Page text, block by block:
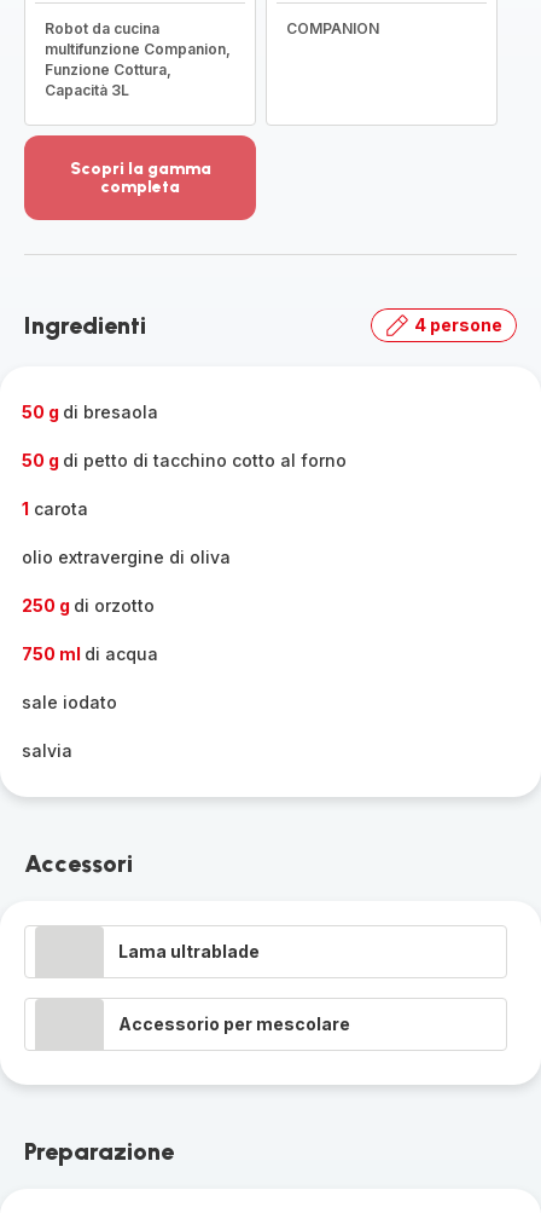
Robot da cucina
multifunzione Companion,
Funzione Cottura,
Capacità 3L
COMPANION
Scopri la gamma
completa
dettagli
la
Ingredienti 4 persone
50 g di bresaola
50 g di petto di tacchino cotto al forno
1 carota
olio extravergine di oliva
250 g di orzotto
750 ml di acqua
sale iodato
salvia
Accessori
Lama ultrablade
Accessorio per mescolare
Preparazione